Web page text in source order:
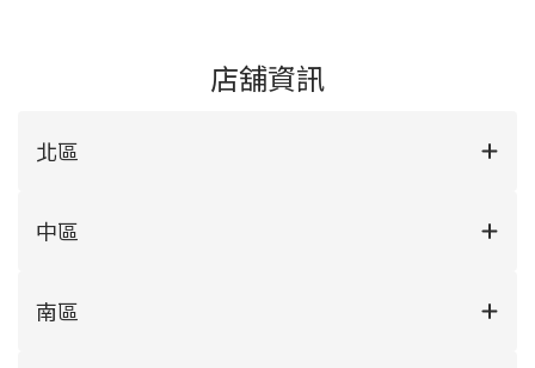
店舖資訊
北區
中區
南區